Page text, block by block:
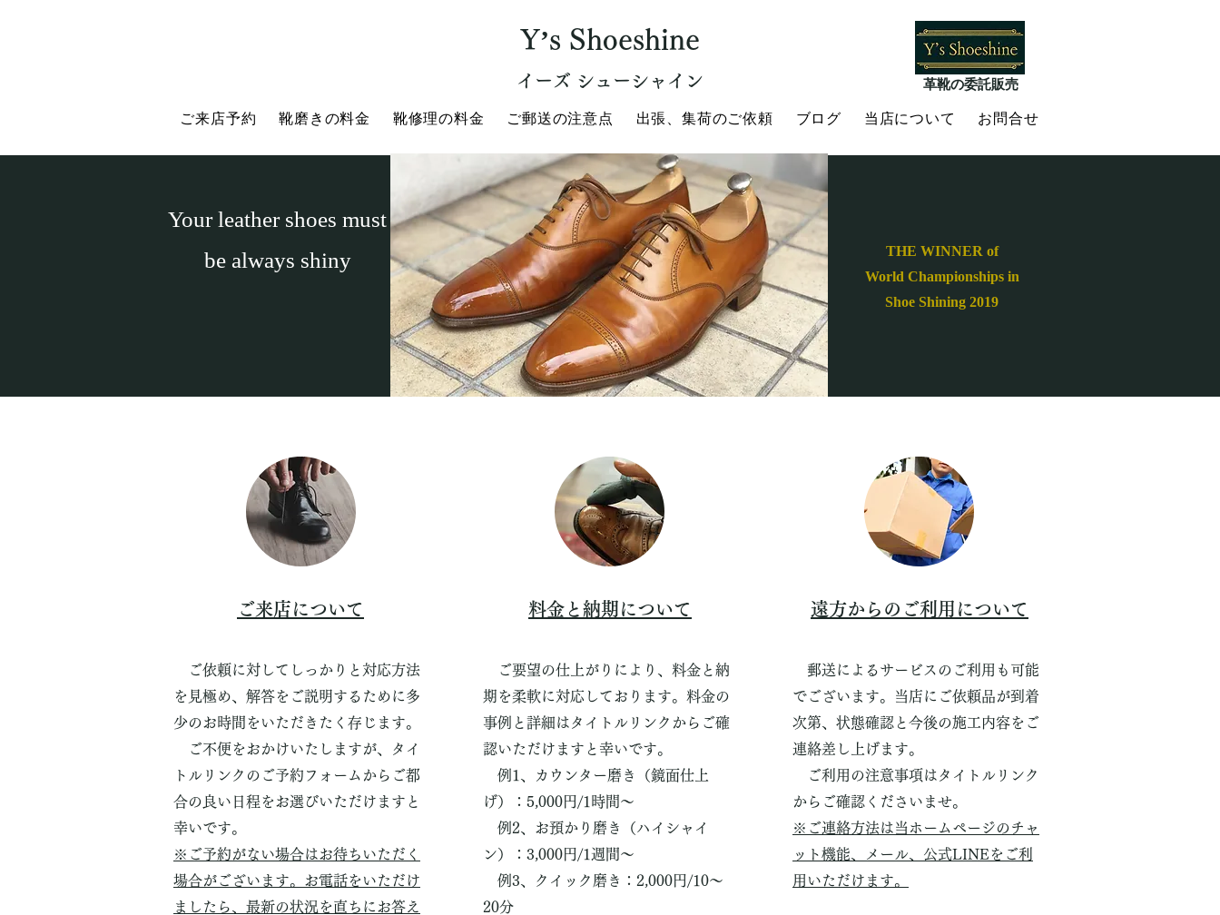
Y’s Shoeshine
イーズ シューシャイン
ご来店予約 靴磨きの料金 靴修理の料金 ご郵送の注意点 出張、集荷のご依頼 ブログ 当店について お問合せ
​革靴の委託販売
​Your leather shoes must
be always shiny
THE WINNER of
World Championships in
Shoe Shining 2019
ご来店について
ご依頼に対してしっかりと対応方法
を見極め、解答をご説明するために多
少のお時間をいただきたく存じます。
ご不便をおかけいたしますが、タイ
トルリンクのご予約フォームからご都
合の良い日程をお選びいただけますと
幸いです。
※ご予約がない場合はお待ちいただく
場合がございます。お電話をいただけ
ましたら、最新の状況を直ちにお答え
料金と納期について
ご要望の仕上がりにより、料金と納
期を柔軟に対応しております。料金の
事例と詳細はタイトルリンクからご確
認いただけますと幸いです。
例1、カウンター磨き（鏡面仕上
げ）：5,000円/1時間〜
例2、お預かり磨き（ハイシャイ
ン）：3,000円/1週間〜
​ 例3、クイック磨き：2,000円/10〜
20分
遠方からのご利用について
郵送によるサービスのご利用も可能
でございます。当店にご依頼品が到着
次第、状態確認と今後の施工内容をご
連絡差し上げます。
ご利用の注意事項はタイトルリンク
からご確認くださいませ。
※ご連絡方法は当ホームページのチャ
ット機能、メール、公式LINEをご利
用いただけます。